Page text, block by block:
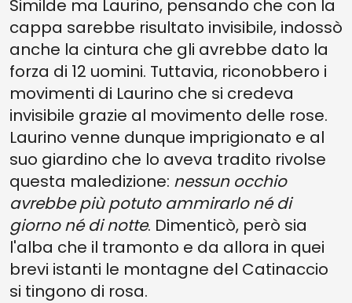
Similde ma Laurino, pensando che con la
cappa sarebbe risultato invisibile, indossò
anche la cintura che gli avrebbe dato la
forza di 12 uomini. Tuttavia, riconobbero i
movimenti di Laurino che si credeva
invisibile grazie al movimento delle rose.
Laurino venne dunque imprigionato e al
suo giardino che lo aveva tradito rivolse
questa maledizione: nessun occhio
avrebbe più potuto ammirarlo né di
giorno né di notte. Dimenticò, però sia
l'alba che il tramonto e da allora in quei
brevi istanti le montagne del Catinaccio
si tingono di rosa.